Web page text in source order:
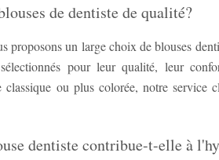
de dentiste de qualité?
proposons un large choix de blouses
pour leur qualité, leur
classique ou plus colorée, notre service
dentiste contribue-t-elle à